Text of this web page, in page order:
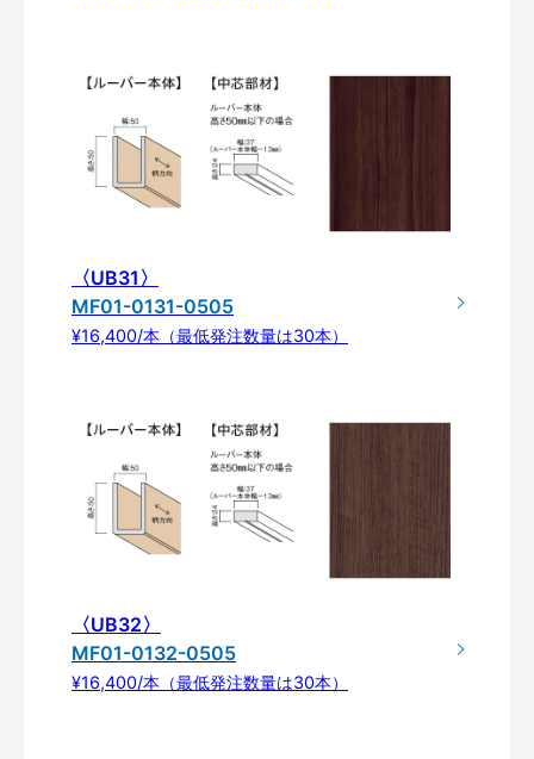
〈UB31〉
MF01-0131-0505
¥16,400/本（最低発注数量は30本）
〈UB32〉
MF01-0132-0505
¥16,400/本（最低発注数量は30本）